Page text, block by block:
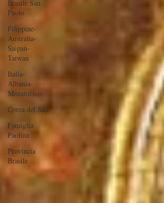
Brasile San
Paolo
Filippine-
Australia-
Saipan-
Taiwan
Italia-
Albania-
Mozambico
Corea del Sud
Famiglia
Paolina
Provincia
Brasile